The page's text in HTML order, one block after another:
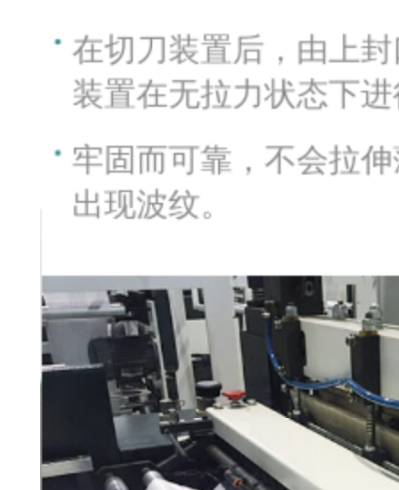
在切刀装置后，由上
装置在无拉力状态下
牢固而可靠，不会拉
出现波纹。